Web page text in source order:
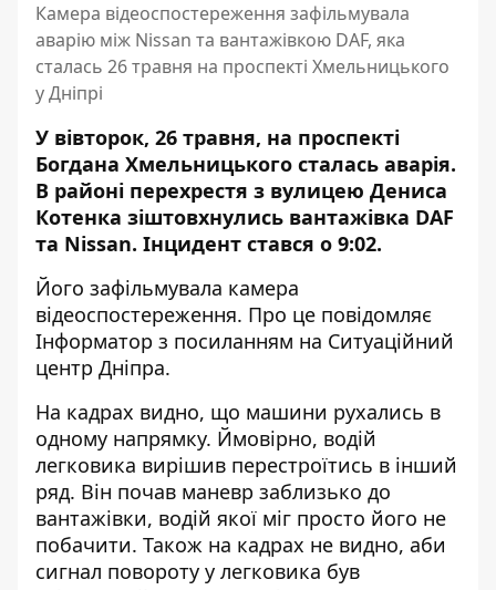
Камера відеоспостереження зафільмувала
аварію між Nissan та вантажівкою DAF, яка
сталась 26 травня на проспекті Хмельницького
у Дніпрі
У вівторок, 26 травня, на проспекті
Богдана Хмельницького сталась аварія.
В районі перехрестя з вулицею Дениса
Котенка зіштовхнулись вантажівка DAF
та Nissan. Інцидент стався о 9:02.
Його зафільмувала камера
відеоспостереження. Про це повідомляє
Інформатор з посиланням на Ситуаційний
центр Дніпра.
На кадрах видно, що машини рухались в
одному напрямку. Ймовірно, водій
легковика вирішив перестроїтись в інший
ряд. Він почав маневр заблизько до
вантажівки, водій якої міг просто його не
побачити. Також на кадрах не видно, аби
сигнал повороту у легковика був